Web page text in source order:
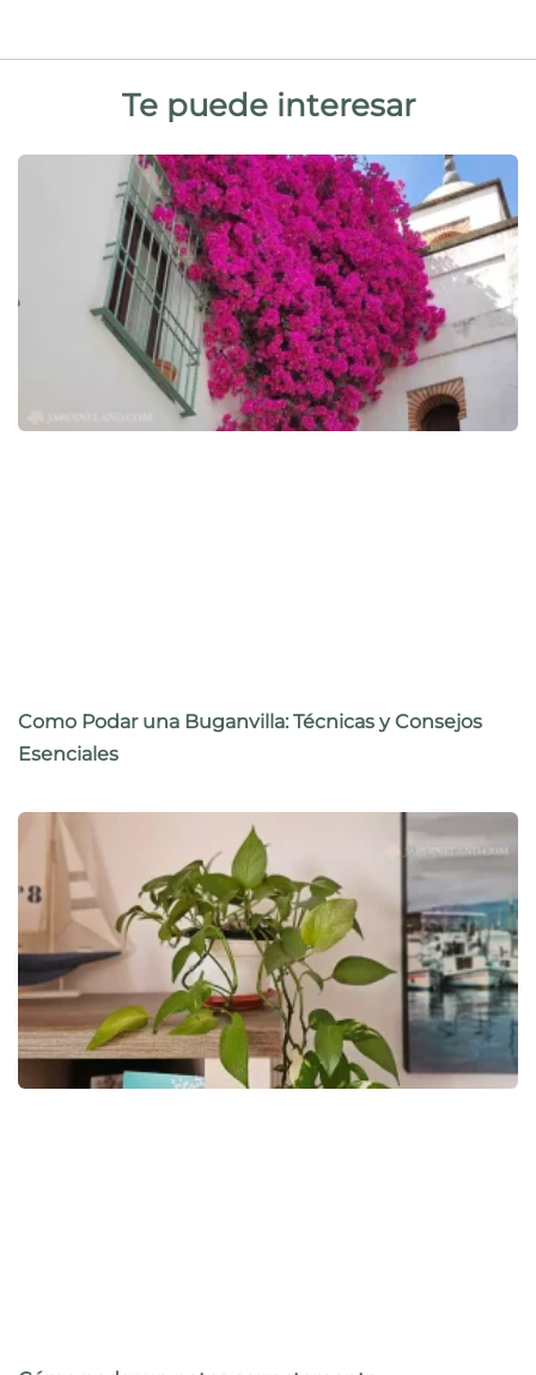
Te puede interesar
Como Podar una Buganvilla: Técnicas y Consejos
Esenciales